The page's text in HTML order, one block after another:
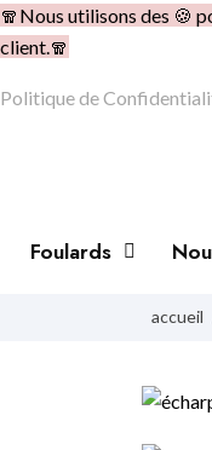
🧣Nous utilisons des 🍪
client.🧣
Politique de
Foulards
accueil